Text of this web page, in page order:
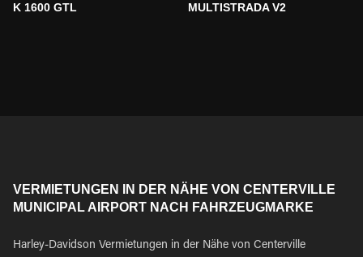
K 1600 GTL MULTISTRADA V2
VERMIETUNGEN IN DER NÄHE VON CENTERVILLE
MUNICIPAL AIRPORT NACH FAHRZEUGMARKE
Harley-Davidson Vermietungen in der Nähe von Centerville